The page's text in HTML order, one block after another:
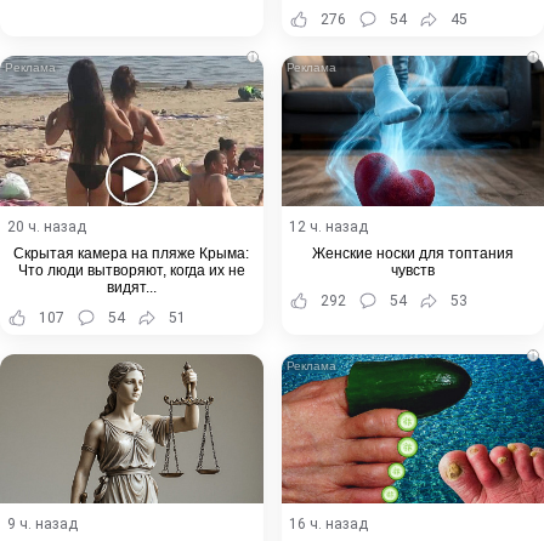
276
54 45
i
20 ч. назад
Скрытая камера на пляже Крыма:
Что люди вытворяют, когда их не
видят...
107
54 51
i
12 ч. назад
Женские носки для топтания
чувств
292
54 53
9 ч. назад
i
16 ч. назад